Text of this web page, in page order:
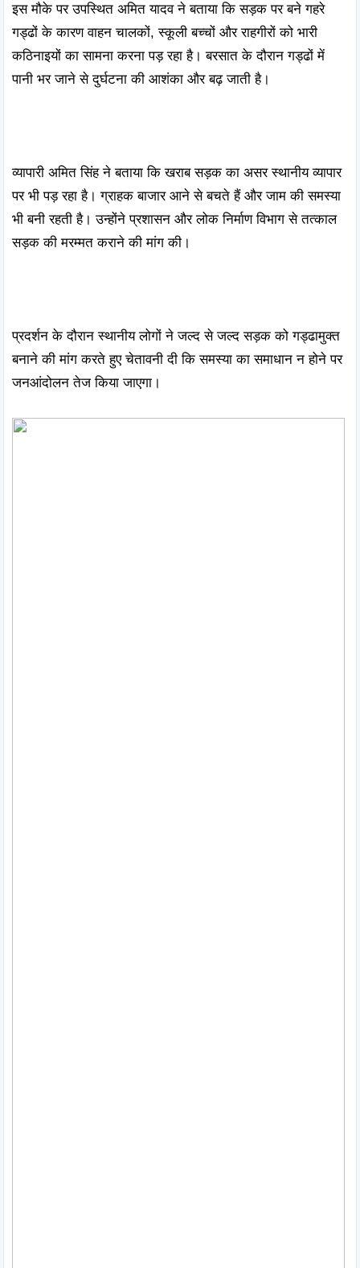
इस मौके पर उपस्थित अमित यादव ने बताया कि सड़क पर बने गहरे
गड्ढों के कारण वाहन चालकों, स्कूली बच्चों और राहगीरों को भारी
कठिनाइयों का सामना करना पड़ रहा है। बरसात के दौरान गड्ढों में
पानी भर जाने से दुर्घटना की आशंका और बढ़ जाती है।
व्यापारी अमित सिंह ने बताया कि खराब सड़क का असर स्थानीय व्यापार
पर भी पड़ रहा है। ग्राहक बाजार आने से बचते हैं और जाम की समस्या
भी बनी रहती है। उन्होंने प्रशासन और लोक निर्माण विभाग से तत्काल
सड़क की मरम्मत कराने की मांग की।
प्रदर्शन के दौरान स्थानीय लोगों ने जल्द से जल्द सड़क को गड्ढामुक्त
बनाने की मांग करते हुए चेतावनी दी कि समस्या का समाधान न होने पर
जनआंदोलन तेज किया जाएगा।